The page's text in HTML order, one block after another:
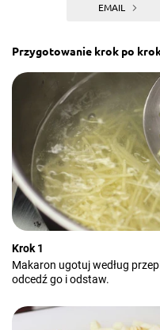
EMAIL
Przygotowanie krok po
Krok 1
Makaron ugotuj według
odcedź go i odstaw.